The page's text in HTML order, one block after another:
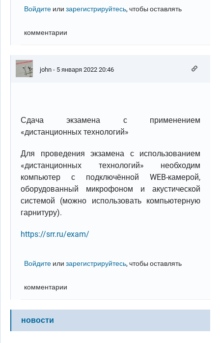
Войдите илизарегистрируйтесь, чтобы оставлять
комментарии
john - 5 января 2022 20:46
Сдача экзамена с применением
«дистанционных технологий»
Для проведения экзамена с использованием
«дистанционных технологий» необходим
компьютер с подключённой WEB-камерой,
оборудованный микрофоном и акустической
системой (можно использовать компьютерную
гарнитуру).
https://srr.ru/exam/
Войдите илизарегистрируйтесь, чтобы оставлять
комментарии
новости